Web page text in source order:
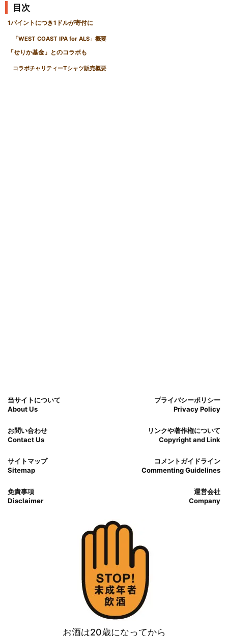
目次
1パイントにつき1ドルが寄付に
「WEST COAST IPA for ALS」概要
「せりか基金」とのコラボも
コラボチャリティーTシャツ販売概要
当サイトについて
About Us
プライバシーポリシー
Privacy Policy
お問い合わせ
Contact Us
リンクや著作権について
Copyright and Link
サイトマップ
Sitemap
コメントガイドライン
Commenting Guidelines
免責事項
Disclaimer
運営会社
Company
お酒は20歳になってから